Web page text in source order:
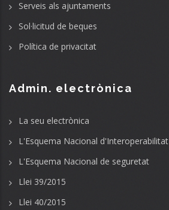
Serveis als ajuntaments
Sol·licitud de beques
Política de privacitat
Admin. electrònica
La seu electrònica
L'Esquema Nacional d'Interoperabilitat
L'Esquema Nacional de seguretat
Llei 39/2015
Llei 40/2015